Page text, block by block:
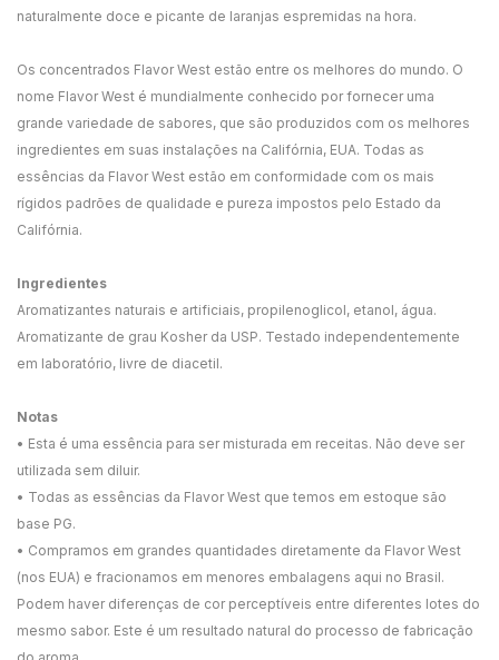
naturalmente doce e picante de laranjas espremidas na hora.
Os concentrados Flavor West estão entre os melhores do mundo. O
nome Flavor West é mundialmente conhecido por fornecer uma
grande variedade de sabores, que são produzidos com os melhores
ingredientes em suas instalações na Califórnia, EUA. Todas as
essências da Flavor West estão em conformidade com os mais
rígidos padrões de qualidade e pureza impostos pelo Estado da
Califórnia.
Ingredientes
Aromatizantes naturais e artificiais, propilenoglicol, etanol, água.
Aromatizante de grau Kosher da USP. Testado independentemente
em laboratório, livre de diacetil.
Notas
• Esta é uma essência para ser misturada em receitas. Não deve ser
utilizada sem diluir.
• Todas as essências da Flavor West que temos em estoque são
base PG.
• Compramos em grandes quantidades diretamente da Flavor West
(nos EUA) e fracionamos em menores embalagens aqui no Brasil.
Podem haver diferenças de cor perceptíveis entre diferentes lotes do
mesmo sabor. Este é um resultado natural do processo de fabricação